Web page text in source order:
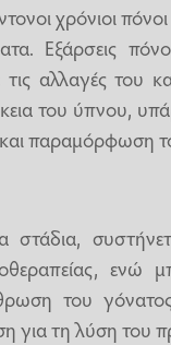
χρόνιοι
Εξάρσεις
αλλαγές του
του ύπνου,
παραμόρφωση
στάδια,
ενώ
του
για τη λύση του